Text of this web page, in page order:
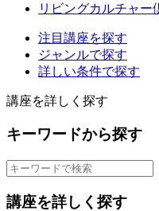
リビングカルチャー
注目講座を探す
ジャンルで探す
詳しい条件で探す
講座を詳しく探す
キーワードから探す
講座を詳しく探す